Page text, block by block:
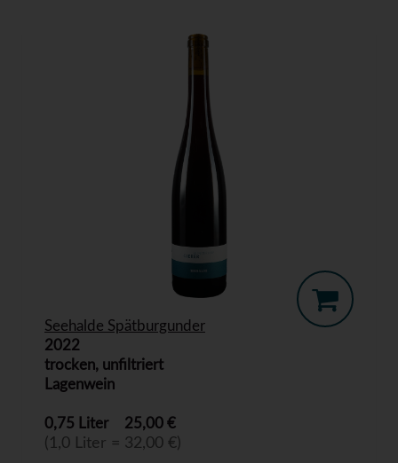
Seehalde Spätburgunder
2022
trocken, unfiltriert
Lagenwein
0,75 Liter 25,00 €
(1,0 Liter = 32,00 €)